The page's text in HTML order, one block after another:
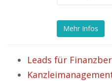
Mehr Infos
Leads für